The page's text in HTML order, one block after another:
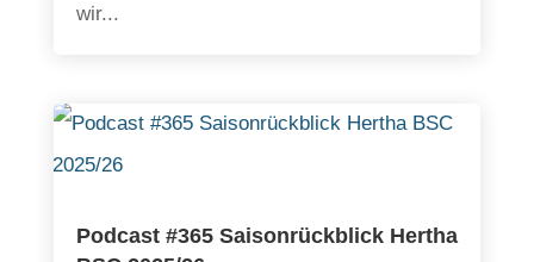
wir...
Podcast #365 Saisonrückblick Hertha